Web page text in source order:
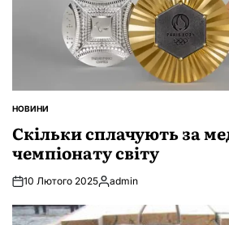
ОПУБЛІКУВАТИ
НОВИНИ
Скільки сплачують за
чемпіонату світу
10 Лютого 2025Опубліковано
admin